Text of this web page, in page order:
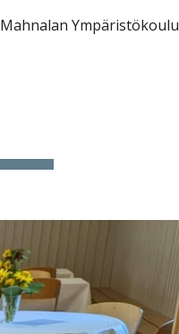
Mahnalan Ympäristökoulu